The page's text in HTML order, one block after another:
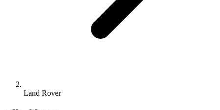
Land Rover